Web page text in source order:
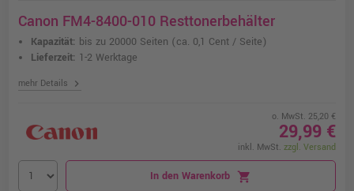
Canon FM4-8400-010 Resttonerbehälter
Kapazität: bis zu 20000 Seiten (ca. 0,1 Cent / Seite)
Lieferzeit: 1-2 Werktage
mehr Details chevron_right
o. MwSt. 25,20 €
29,99 €
inkl. MwSt. zzgl. Versand
In den Warenkorb shopping_cart